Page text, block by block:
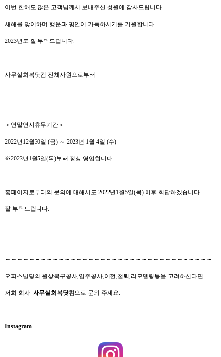
이번 한해도 많은 고객님께서 보내주신 성원에 감사드립니다.
새해를 맞이하며 행운과 평안이 가득하시기를 기원합니다.
2023년도 잘 부탁드립니다.
사무실회복닷컴 전체사원으로부터
＜연말연시휴무기간＞
2022년12월30일 (금) ～ 2023년 1월 4일 (수)
※2023년1월5일(목)부터 정상 영업합니다.
홈페이지로부터의 문의에 대해서도 2022년1월5일(목) 이후 회답하겠습니다.
잘 부탁드립니다.
～～～～～～～～～～～～～～～～～～～～ ～～～～～～～～～～～～～～～
오피스빌딩의 원상복구공사,입주공사,이전,철퇴,리모델링등을 고려하신다면
저희 회사 사무실회복닷컴 으로 문의 주세요.
Instagram